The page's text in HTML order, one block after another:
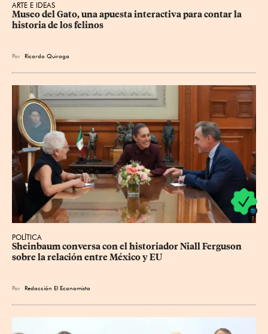
ARTE E IDEAS
Museo del Gato, una apuesta interactiva para contar la
historia de los felinos
Por Ricardo Quiroga
POLÍTICA
Sheinbaum conversa con el historiador Niall Ferguson
sobre la relación entre México y EU
Por Redacción El Economista